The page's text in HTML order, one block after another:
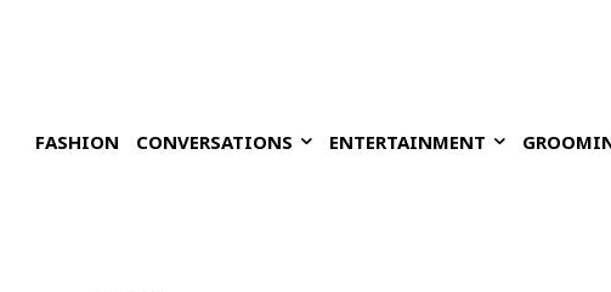
FASHION CONVERSATIONS ENTERTAINMENT